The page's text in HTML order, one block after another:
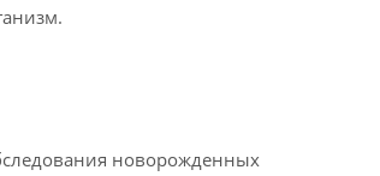
новорожденных